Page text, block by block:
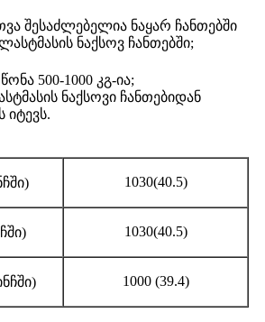
შესაძლებელია ნაყარ ჩანთებში
ნაქსოვ ჩანთებში;
500-1000 კგ-ია;
ნაქსოვი ჩანთებიდან
იტევს.
1030(40.5)
1030(40.5)
1000 (39.4)